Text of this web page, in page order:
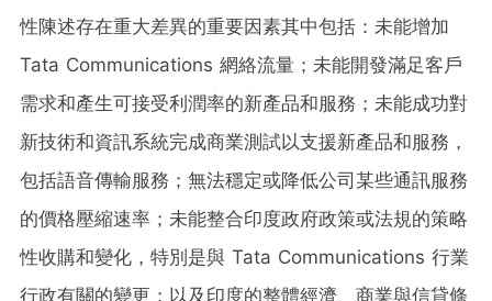
性陳述存在重大差異的重要因素其中包括：未能增加
Tata Communications 網絡流量；未能開發滿足客戶
需求和產生可接受利潤率的新產品和服務；未能成功對
新技術和資訊系統完成商業測試以支援新產品和服務，
包括語音傳輸服務；無法穩定或降低公司某些通訊服務
的價格壓縮速率；未能整合印度政府政策或法規的策略
性收購和變化，特別是與 Tata Communications 行業
行政有關的變更；以及印度的整體經濟、商業與信貸條